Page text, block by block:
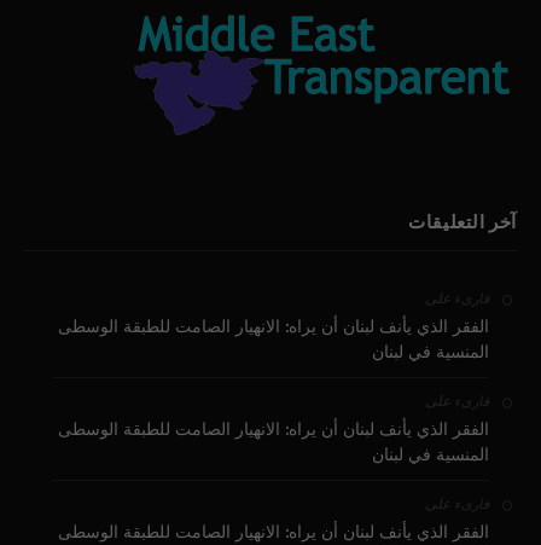
آخر التعليقات
قارىء على
الفقر الذي يأنف لبنان أن يراه: الانهيار الصامت للطبقة الوسطى
المنسية في لبنان
قارىء على
الفقر الذي يأنف لبنان أن يراه: الانهيار الصامت للطبقة الوسطى
المنسية في لبنان
قارىء على
الفقر الذي يأنف لبنان أن يراه: الانهيار الصامت للطبقة الوسطى